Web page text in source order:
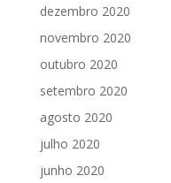
dezembro 2020
novembro 2020
outubro 2020
setembro 2020
agosto 2020
julho 2020
junho 2020